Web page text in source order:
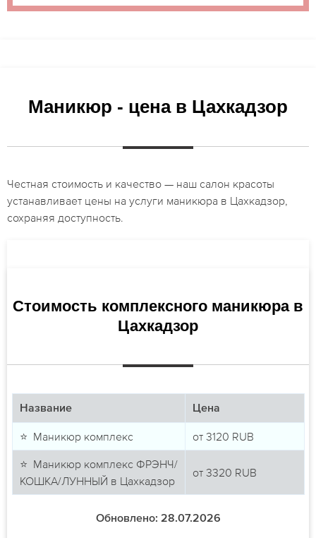
Маникюр - цена в Цахкадзор
Честная стоимость и качество — наш салон красоты
устанавливает цены на услуги маникюра в Цахкадзор,
сохраняя доступность.
Стоимость комплексного маникюра в
Цахкадзор
Название Цена
⭐ Маникюр комплекс от 3120 RUB
⭐ Маникюр комплекс ФРЭНЧ/
КОШКА/ЛУННЫЙ в Цахкадзор
от 3320 RUB
Обновлено: 28.07.2026